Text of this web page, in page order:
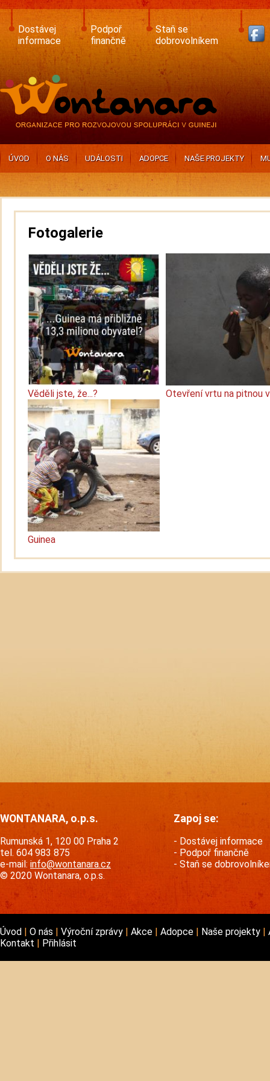
Skip
main
content
Dostávej
informace
Podpoř
finančně
Staň se
dobrovolníkem
ÚVOD O NÁS UDÁLOSTI ADOPCE NAŠE PROJEKTY
Fotogalerie
Věděli jste, že...? Otevření vrtu na pitnou
Guinea
WONTANARA, o.p.s.
Rumunská 1, 120 00 Praha 2
tel. 604 983 875
e-mail: info@wontanara.cz
© 2020 Wontanara, o.p.s.
Zapoj se:
Dostávej informace
Podpoř finančně
Staň se
Úvod O nás Výroční zprávy Akce Adopce Naše projekty
Kontakt
Přihlásit